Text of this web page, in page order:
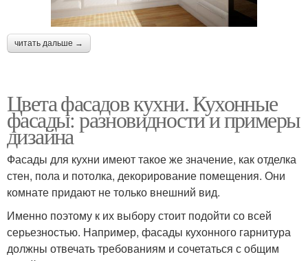
читать дальше →
Цвета фасадов кухни. Кухонные
фасады: разновидности и примеры
дизайна
Фасады для кухни имеют такое же значение, как отделка
стен, пола и потолка, декорирование помещения. Они
комнате придают не только внешний вид.
Именно поэтому к их выбору стоит подойти со всей
серьезностью. Например, фасады кухонного гарнитура
должны отвечать требованиям и сочетаться с общим